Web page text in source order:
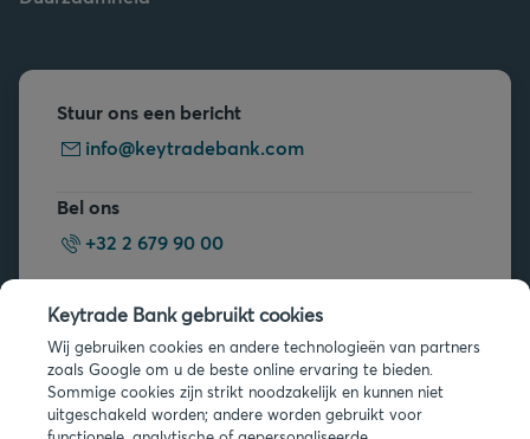
Stuur ons een bericht
info@keytradebank.com
Bel ons
+32 2 679 90 00
Vragen?
Veelgestelde vragen
Keytrade Bank gebruikt cookies
Wij gebruiken cookies en andere technologieën van partners
zoals Google om u de beste online ervaring te bieden.
Sommige cookies zijn strikt noodzakelijk en kunnen niet
uitgeschakeld worden; andere worden gebruikt voor